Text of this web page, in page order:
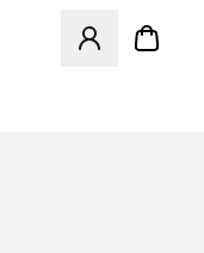
Åbner en